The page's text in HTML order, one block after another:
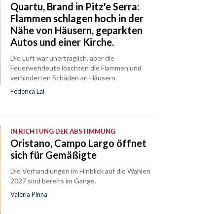
Quartu, Brand in Pitz'e Serra:
Flammen schlagen hoch in der
Nähe von Häusern, geparkten
Autos und einer Kirche.
Die Luft war unerträglich, aber die
Feuerwehrleute löschten die Flammen und
verhinderten Schäden an Häusern.
Federica Lai
IN RICHTUNG DER ABSTIMMUNG
Oristano, Campo Largo öffnet
sich für Gemäßigte
Die Verhandlungen im Hinblick auf die Wahlen
2027 sind bereits im Gange.
Valeria Pinna